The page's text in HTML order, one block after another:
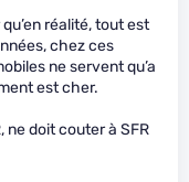
réalité, tout est
chez ces
ne servent qu’a
est cher.
ne doit couter à SFR